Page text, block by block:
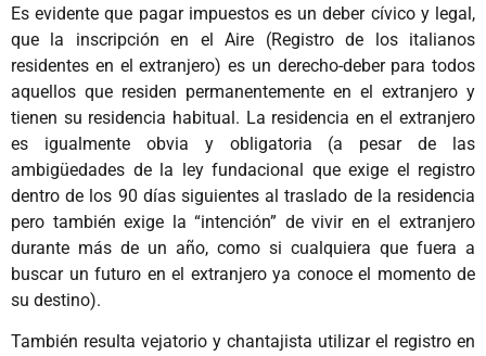
Es evidente que pagar impuestos es un deber cívico y legal,
que la inscripción en el Aire (Registro de los italianos
residentes en el extranjero) es un derecho-deber para todos
aquellos que residen permanentemente en el extranjero y
tienen su residencia habitual. La residencia en el extranjero
es igualmente obvia y obligatoria (a pesar de las
ambigüedades de la ley fundacional que exige el registro
dentro de los 90 días siguientes al traslado de la residencia
pero también exige la “intención” de vivir en el extranjero
durante más de un año, como si cualquiera que fuera a
buscar un futuro en el extranjero ya conoce el momento de
su destino).
También resulta vejatorio y chantajista utilizar el registro en